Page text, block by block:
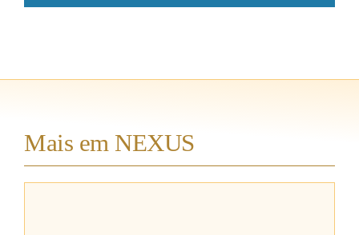
Mais em NEXUS